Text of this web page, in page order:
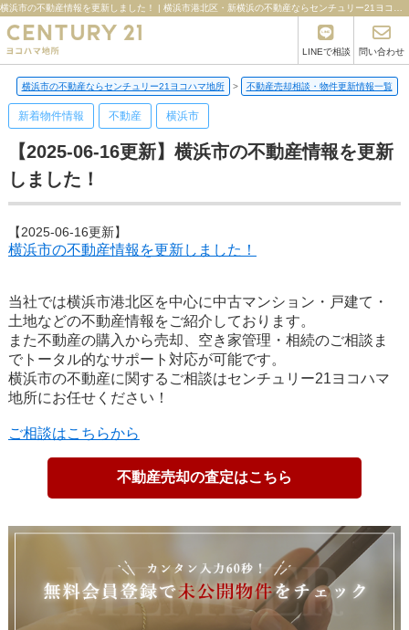
LINEで相談 問い合わせ
横浜市の不動産ならセンチュリー21ヨコハマ地所 > 不動産売却相談・物件更新情報一覧
新着物件情報 不動産 横浜市
【2025-06-16更新】横浜市の不動産情報を更新
しました！
【2025-06-16更新】
横浜市の不動産情報を更新しました！
当社では横浜市港北区を中心に中古マンション・戸建て・
土地などの不動産情報をご紹介しております。
また不動産の購入から売却、空き家管理・相続のご相談ま
でトータル的なサポート対応が可能です。
横浜市の不動産に関するご相談はセンチュリー21ヨコハマ
地所にお任せください！
ご相談はこちらから
不動産売却の査定はこちら